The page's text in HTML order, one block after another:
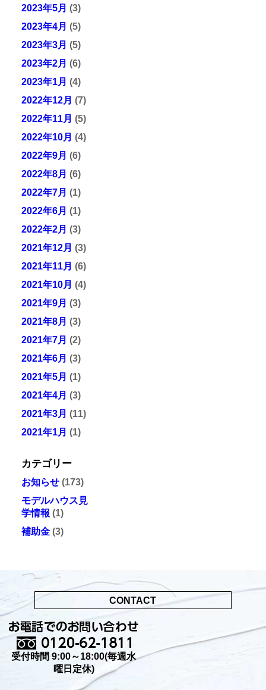
2023年5月 (3)
2023年4月 (5)
2023年3月 (5)
2023年2月 (6)
2023年1月 (4)
2022年12月 (7)
2022年11月 (5)
2022年10月 (4)
2022年9月 (6)
2022年8月 (6)
2022年7月 (1)
2022年6月 (1)
2022年2月 (3)
2021年12月 (3)
2021年11月 (6)
2021年10月 (4)
2021年9月 (3)
2021年8月 (3)
2021年7月 (2)
2021年6月 (3)
2021年5月 (1)
2021年4月 (3)
2021年3月 (11)
2021年1月 (1)
カテゴリー
お知らせ (173)
モデルハウス見
学情報 (1)
補助金 (3)
CONTACT
受付時間 9:00～18:00(毎週水
曜日定休)